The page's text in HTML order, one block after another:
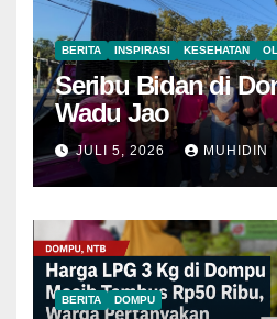
BERITA INSPIRASI KESEHATAN
Seribu Bidan di
Wadu Jao
JULI 5, 2026 MUHIDIN
BERITA DOMPU